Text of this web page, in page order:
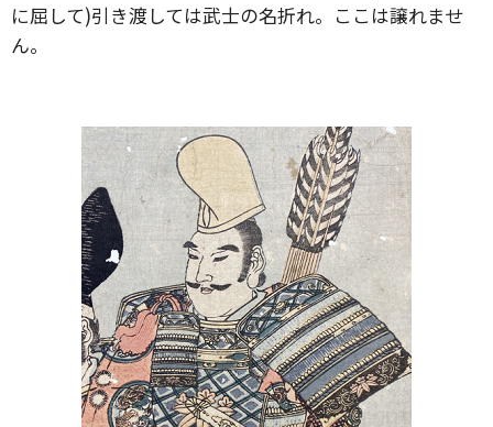
に屈して)引き渡しては武士の名折れ。ここは譲れませ
ん。